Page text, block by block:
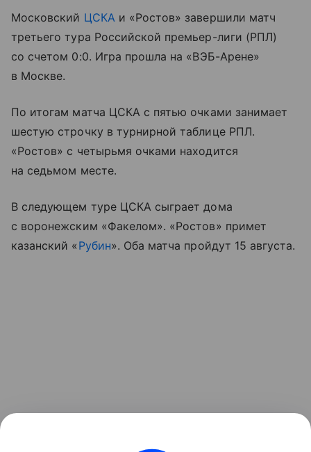
Московский ЦСКА и «Ростов» завершили матч
третьего тура Российской премьер-лиги (РПЛ)
со счетом 0:0. Игра прошла на «ВЭБ-Арене»
в Москве.
По итогам матча ЦСКА с пятью очками занимает
шестую строчку в турнирной таблице РПЛ.
«Ростов» с четырьмя очками находится
на седьмом месте.
В следующем туре ЦСКА сыграет дома
с воронежским «Факелом». «Ростов» примет
казанский « Рубин». Оба матча пройдут 15 августа.